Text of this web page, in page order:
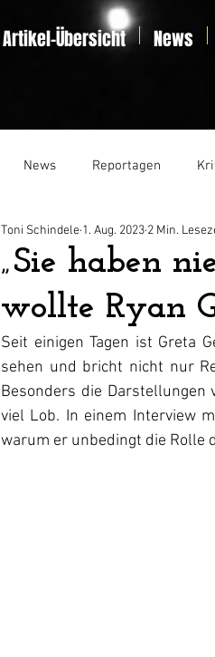
Artikel-Übersicht News
News Reportagen
Home Entertainment
„Sie haben
wollte Ryan
Toni Schindele 1. Aug. 2023 2 Min.
Seit einigen Tagen ist Greta
sehen und bricht nicht nur
Besonders die Darstellungen
viel Lob. In einem Interview
warum er unbedingt die Rolle